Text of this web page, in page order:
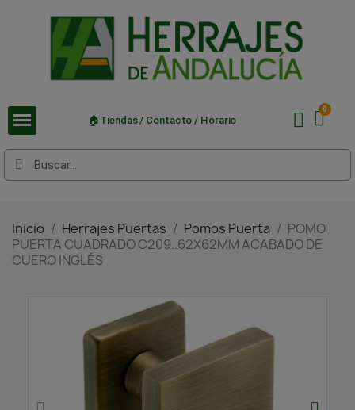
🏠Tiendas / Contacto / Horario
Inicio Herrajes Puertas Pomos Puerta
POMO
PUERTA CUADRADO C209..62X62MM ACABADO DE
CUERO INGLÉS